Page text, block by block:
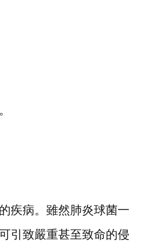
疾病。雖然肺炎球菌一
引致嚴重甚至致命的侵